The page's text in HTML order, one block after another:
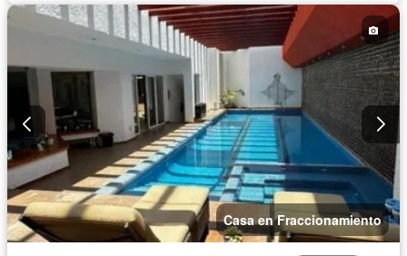
Caseta de vigilancia
Sin amueblar
Casa en Fraccionamiento